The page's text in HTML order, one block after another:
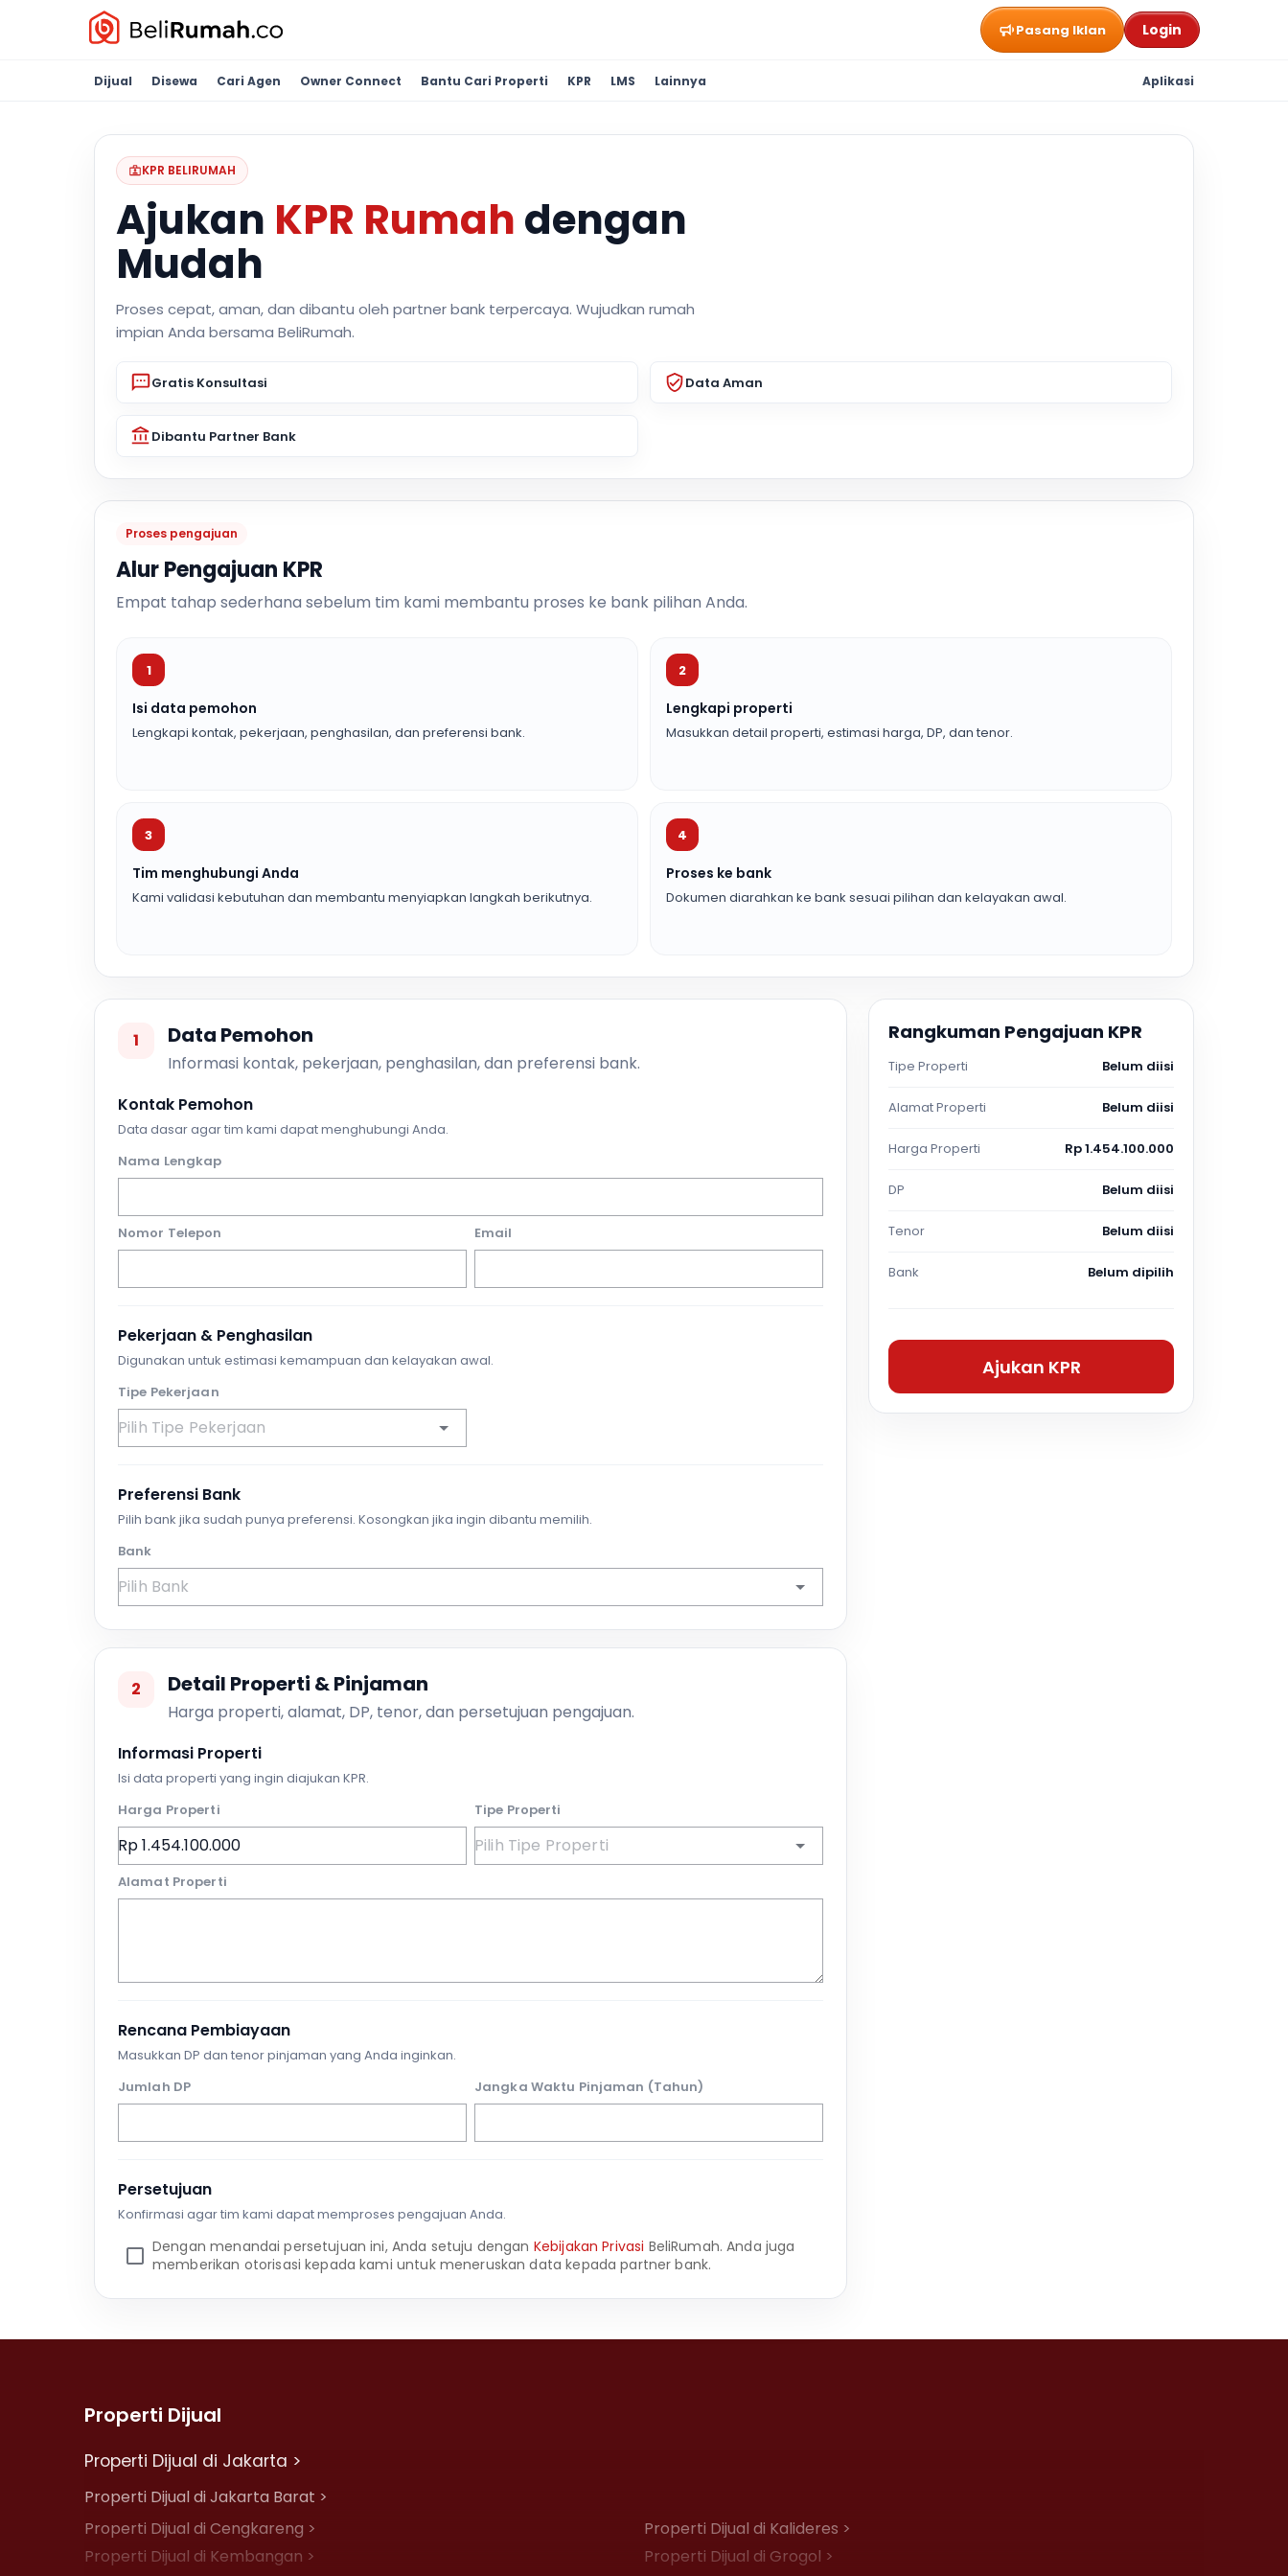
Pasang Iklan Login
Dijual Disewa Cari Agen Owner Connect Bantu Cari Properti KPR LMS Lainnya Aplikasi
KPR BELIRUMAH
Ajukan KPR Rumah dengan
Mudah
Proses cepat, aman, dan dibantu oleh partner bank terpercaya. Wujudkan rumah
impian Anda bersama BeliRumah.
Gratis Konsultasi Data Aman
Dibantu Partner Bank
Proses pengajuan
Alur Pengajuan KPR
Empat tahap sederhana sebelum tim kami membantu proses ke bank pilihan Anda.
1
Isi data pemohon
Lengkapi kontak, pekerjaan, penghasilan, dan preferensi bank.
2
Lengkapi properti
Masukkan detail properti, estimasi harga, DP, dan tenor.
3
Tim menghubungi Anda
Kami validasi kebutuhan dan membantu menyiapkan langkah berikutnya.
4
Proses ke bank
Dokumen diarahkan ke bank sesuai pilihan dan kelayakan awal.
1 Data Pemohon
Informasi kontak, pekerjaan, penghasilan, dan preferensi bank.
Kontak Pemohon
Data dasar agar tim kami dapat menghubungi Anda.
Nama Lengkap
Nomor Telepon Email
Pekerjaan & Penghasilan
Digunakan untuk estimasi kemampuan dan kelayakan awal.
Tipe Pekerjaan
Preferensi Bank
Pilih bank jika sudah punya preferensi. Kosongkan jika ingin dibantu memilih.
Bank
2 Detail Properti & Pinjaman
Harga properti, alamat, DP, tenor, dan persetujuan pengajuan.
Informasi Properti
Isi data properti yang ingin diajukan KPR.
Harga Properti
Tipe Properti
Alamat Properti
Rencana Pembiayaan
Masukkan DP dan tenor pinjaman yang Anda inginkan.
Jumlah DP
Jangka Waktu Pinjaman (Tahun)
Persetujuan
Konfirmasi agar tim kami dapat memproses pengajuan Anda.
Dengan menandai persetujuan ini, Anda setuju dengan Kebijakan Privasi BeliRumah. Anda juga
memberikan otorisasi kepada kami untuk meneruskan data kepada partner bank.
Rangkuman Pengajuan KPR
Tipe Properti Belum diisi
Alamat Properti Belum diisi
Harga Properti Rp 1.454.100.000
DP Belum diisi
Tenor Belum diisi
Bank Belum dipilih
Ajukan KPR
Properti Dijual
Properti Dijual di Jakarta >
Properti Dijual di Jakarta Barat >
Properti Dijual di Cengkareng >
Properti Dijual di Kalideres >
Properti Dijual di Kembangan >
Properti Dijual di Grogol >